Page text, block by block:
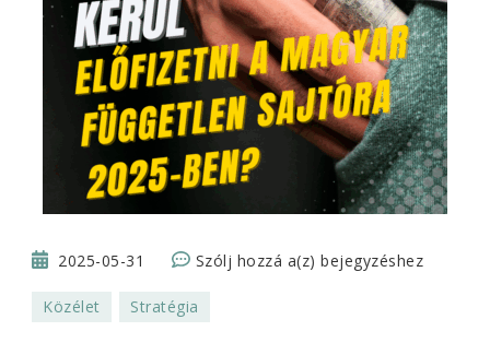
2025-05-31 Szólj hozzá a(z)Mennyibe
bejegyzéshez
Közélet Stratégia